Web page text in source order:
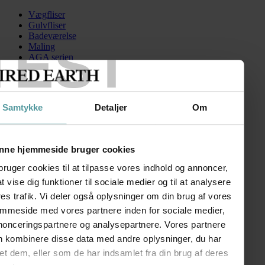
Samtykke Detaljer Om
hjemmeside bruger cookies
cookies til at tilpasse vores indhold og annoncer,
vise dig funktioner til sociale medier og til at analysere
trafik. Vi deler også oplysninger om din brug af vores
med vores partnere inden for sociale medier,
og analysepartnere. Vores partnere
kombinere disse data med andre oplysninger, du har
dem, eller som de har indsamlet fra din brug af deres
Vægfliser
Gulvfliser
Badeværelse
Maling
AGA serien
Kontakt
Skip to content
Astley gribestang
kr. 1.342,00 – kr.1.750,00Prisinterval: kr. 1.342,00 til
kr. 1.750,00
FØLG OS
SHOWROOM